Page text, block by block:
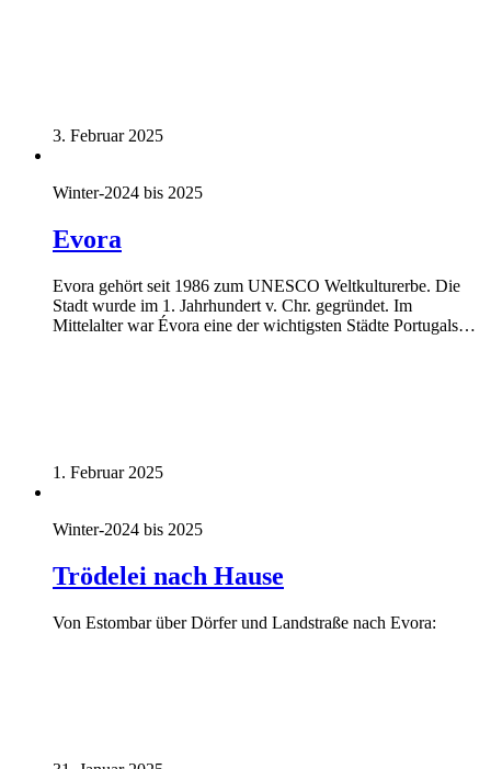
3. Februar 2025
Winter-2024 bis 2025
Evora
Evora gehört seit 1986 zum UNESCO Weltkulturerbe. Die
Stadt wurde im 1. Jahrhundert v. Chr. gegründet. Im
Mittelalter war Évora eine der wichtigsten Städte Portugals…
1. Februar 2025
Winter-2024 bis 2025
Trödelei nach Hause
Von Estombar über Dörfer und Landstraße nach Evora: